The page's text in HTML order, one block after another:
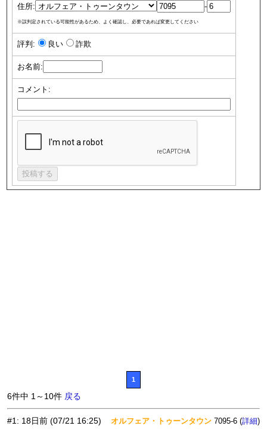
住所: -
※誤判定されている可能性があるため、よく確認し、必要であれば変更してください
評判: 良い 詐欺
お名前:
コメント:
1
6件中 1～10件 戻る
#1: 18日前 (07/21 16:25) オルフェア・トゥーンタウン 7095-6 (詳細)